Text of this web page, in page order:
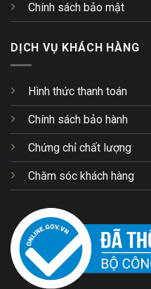
Chính sách bảo mật
DỊCH VỤ KHÁCH HÀNG
Hình thức thanh toán
Chính sách bảo hành
Chứng chỉ chất lượng
Chăm sóc khách hàng